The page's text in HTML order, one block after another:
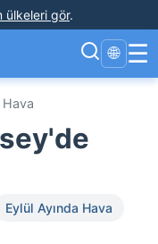
ülkeleri gör.
🌐 ☰
Hava
Eylül Ayında Hava